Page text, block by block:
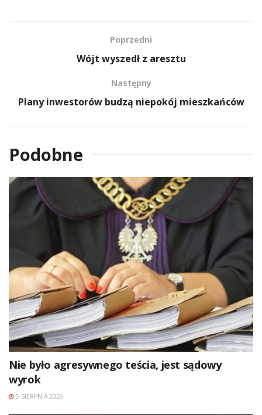
Poprzedni
Wójt wyszedł z aresztu
Następny
Plany inwestorów budzą niepokój mieszkańców
Podobne
Nie było agresywnego teścia, jest sądowy
wyrok
5 SIERPNIA 2026